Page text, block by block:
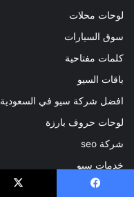
لوحات محلات
سوق السيارات
كلمات مفتاحية
باقات السيو
افضل شركة سيو في السعودية
لوحات حروف بارزة
شركة seo
خدمات سيو
متخصص سيو